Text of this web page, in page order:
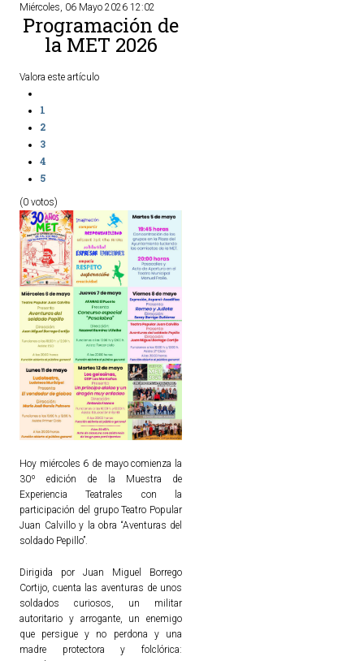
Miércoles, 06 Mayo 2026 12:02
Programación de
la MET 2026
Valora este artículo
1
2
3
4
5
(0 votos)
Hoy miércoles 6 de mayo comienza la
30º edición de la Muestra de
Experiencia Teatrales con la
participación del grupo Teatro Popular
Juan Calvillo y la obra “Aventuras del
soldado Pepillo”.
Dirigida por Juan Miguel Borrego
Cortijo, cuenta las aventuras de unos
soldados curiosos, un militar
autoritario y arrogante, un enemigo
que persigue y no perdona y una
madre protectora y folclórica: